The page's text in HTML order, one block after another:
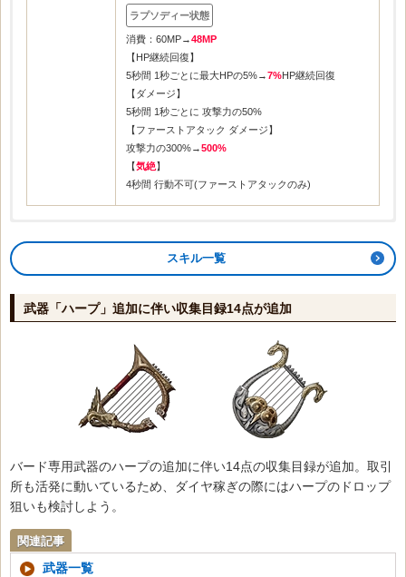
消費：60MP→48MP
【HP継続回復】
5秒間 1秒ごとに最大HPの5%→7%HP継続回復
【ダメージ】
5秒間 1秒ごとに 攻撃力の50%
【ファーストアタック ダメージ】
攻撃力の300%→500%
【気絶】
4秒間 行動不可(ファーストアタックのみ)
スキル一覧
武器「ハープ」追加に伴い収集目録14点が追加
バード専用武器のハープの追加に伴い14点の収集目録が追加。取引
所も活発に動いているため、ダイヤ稼ぎの際にはハープのドロップ
狙いも検討しよう。
関連記事
武器一覧